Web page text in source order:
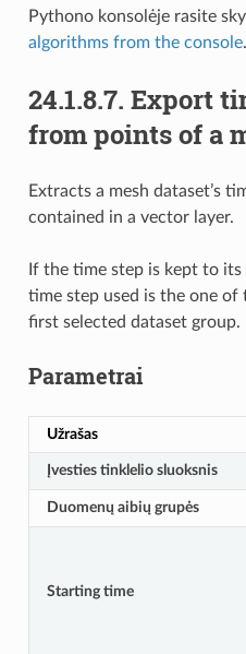
Pythono konsolėje rasite
algorithms from the console.
24.1.8.7. Export
from points of a
Extracts a mesh dataset’s
contained in a vector layer.
If the time step is kept to
time step used is the one
first selected dataset group.
Parametrai
Užrašas
Įvesties tinklelio sluoksnis
Duomenų aibių grupės
Starting time